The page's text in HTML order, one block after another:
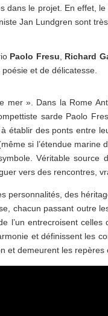
dans le projet. En effet,
Jan Lundgren sont
Paolo Fresu Richard
et de délicatesse.
mer ». Dans la Rome
sarde Paolo
établir des ponts entre
si l’étendue
Véritable
vers des rencontres,
personnalités, des
chacun passant outre
l’un entrecroisent
et définissent les
et demeurent les repères